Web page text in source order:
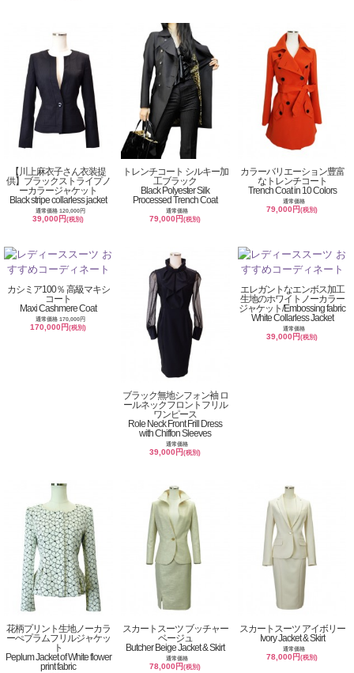
【川上麻衣子さん衣装提
供】ブラックストライプノ
ーカラージャケット
Black stripe collarless jacket
通常価格 120,000円
39,000円(税別)
トレンチコート シルキー加
工ブラック
Black Polyester Silk
Processed Trench Coat
通常価格
79,000円(税別)
カラーバリエーション豊富
なトレンチコート
Trench Coat in 10 Colors
通常価格
79,000円(税別)
カシミア100％ 高級マキシ
コート
Maxi Cashmere Coat
通常価格 170,000円
170,000円(税別)
ブラック無地シフォン袖 ロ
ールネックフロントフリル
ワンピース
Role Neck Front Frill Dress
with Chiffon Sleeves
通常価格
39,000円(税別)
エレガントなエンボス加工
生地のホワイトノーカラー
ジャケット/Embossing fabric
White Collarless Jacket
通常価格
39,000円(税別)
花柄プリント生地ノーカラ
ーぺプラムフリルジャケッ
ト
Peplum Jacket of White flower
print fabric
スカートスーツ ブッチャー
ベージュ
Butcher Beige Jacket & Skirt
通常価格
78,000円(税別)
スカートスーツ アイボリー
Ivory Jacket & Skirt
通常価格
78,000円(税別)